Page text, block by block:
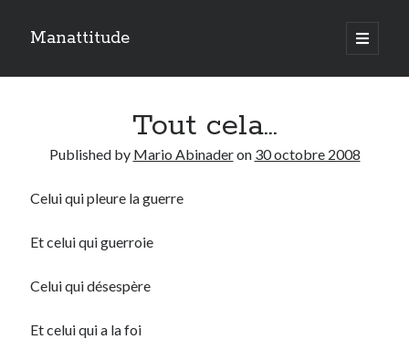
Manattitude
open
primary
Sidebar
Le réveil de l’ange…
PUBLICATIONS
Search
Tout cela…
Published by Mario Abinaderon 30 octobre 2008
Celui qui pleure la guerre
Et celui qui guerroie
Celui qui désespère
Et celui qui a la foi